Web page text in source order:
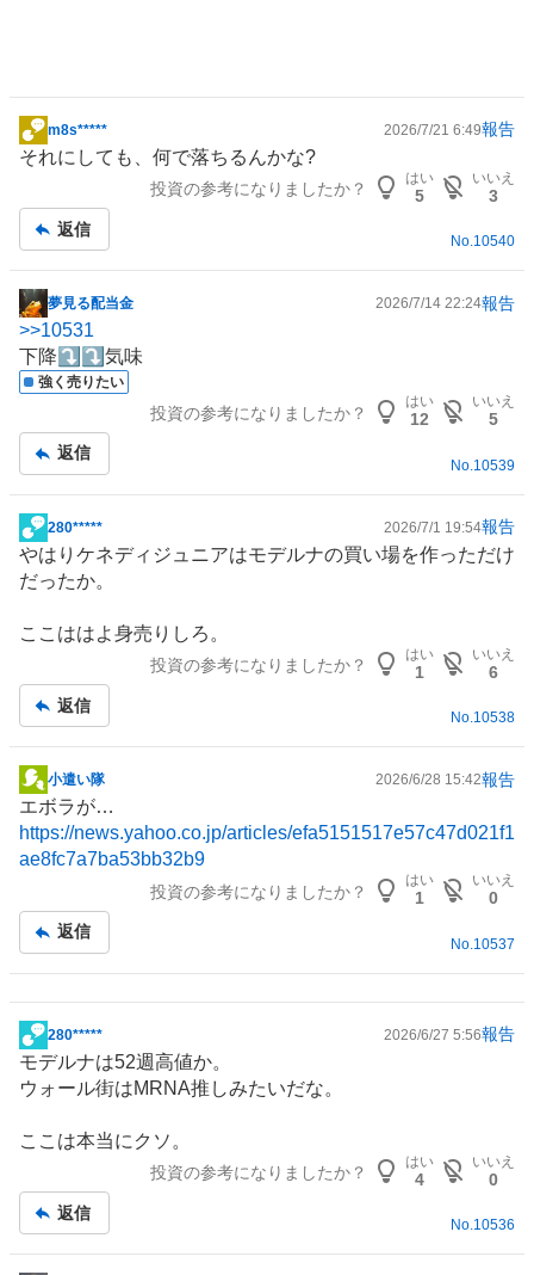
掲
示
事
m8s***** 2026/7/21 6:49報告
それにしても、何で落ちるんかな?
投資の参考になりましたか？
はい
5
いいえ
3
返信
No.10540
掲
示
板
記
夢見る配当金 2026/7/14 22:24報告
>>10531
下降⤵️⤵️気味
強く売りたい
投資の参考になりましたか？
はい
12
いいえ
5
返信
No. 10539
掲
示
板
事
280***** 2026/7/1 19:54報告
やはりケネディジュニアはモデルナの買い場を作っただけ
だったか。
ここははよ身売りしろ。
投資の参考になりましたか？
はい
1
いいえ
6
返信
No.10538
掲
示
板
記
小遣い隊 2026/6/28 15:42報告
エボラが…
https://news.yahoo.co.jp/articles/efa5151517e57c47d021f1
ae8fc7a7ba53bb32b9
投資の参考になりましたか？
はい
1
いいえ
0
返信
No. 10537
掲
示
板
事
280***** 2026/6/27 5:56報告
モデルナは52週高値か。
ウォール街はMRNA推しみたいだな。
ここは本当にクソ。
投資の参考になりましたか？
はい
4
いいえ
0
返信
No.10536